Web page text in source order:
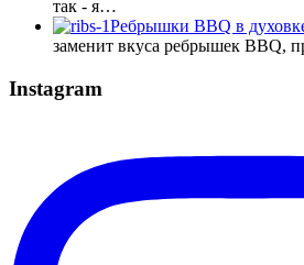
так - я…
Ребрышки BBQ в
заменит вкуса ребрышек BBQ,
Instagram